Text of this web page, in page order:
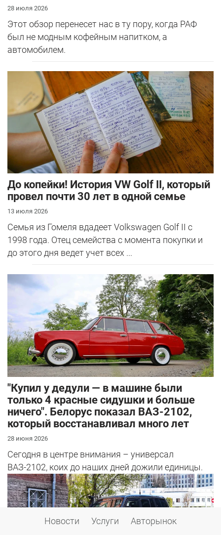
28 июля 2026
Этот обзор перенесет нас в ту пору, когда РАФ
был не модным кофейным напитком, а
автомобилем.
До копейки! История VW Golf II, который
провел почти 30 лет в одной семье
13 июля 2026
Семья из Гомеля вдадеет Volkswagen Golf II с
1998 года. Отец семейства с момента покупки и
до этого дня ведет учет всех ...
"Купил у дедули — в машине были
только 4 красные сидушки и больше
ничего". Белорус показал ВАЗ-2102,
который восстанавливал много лет
28 июня 2026
Сегодня в центре внимания – универсал
ВАЗ-2102, коих до наших дней дожили единицы.
Новости Услуги Авторынок